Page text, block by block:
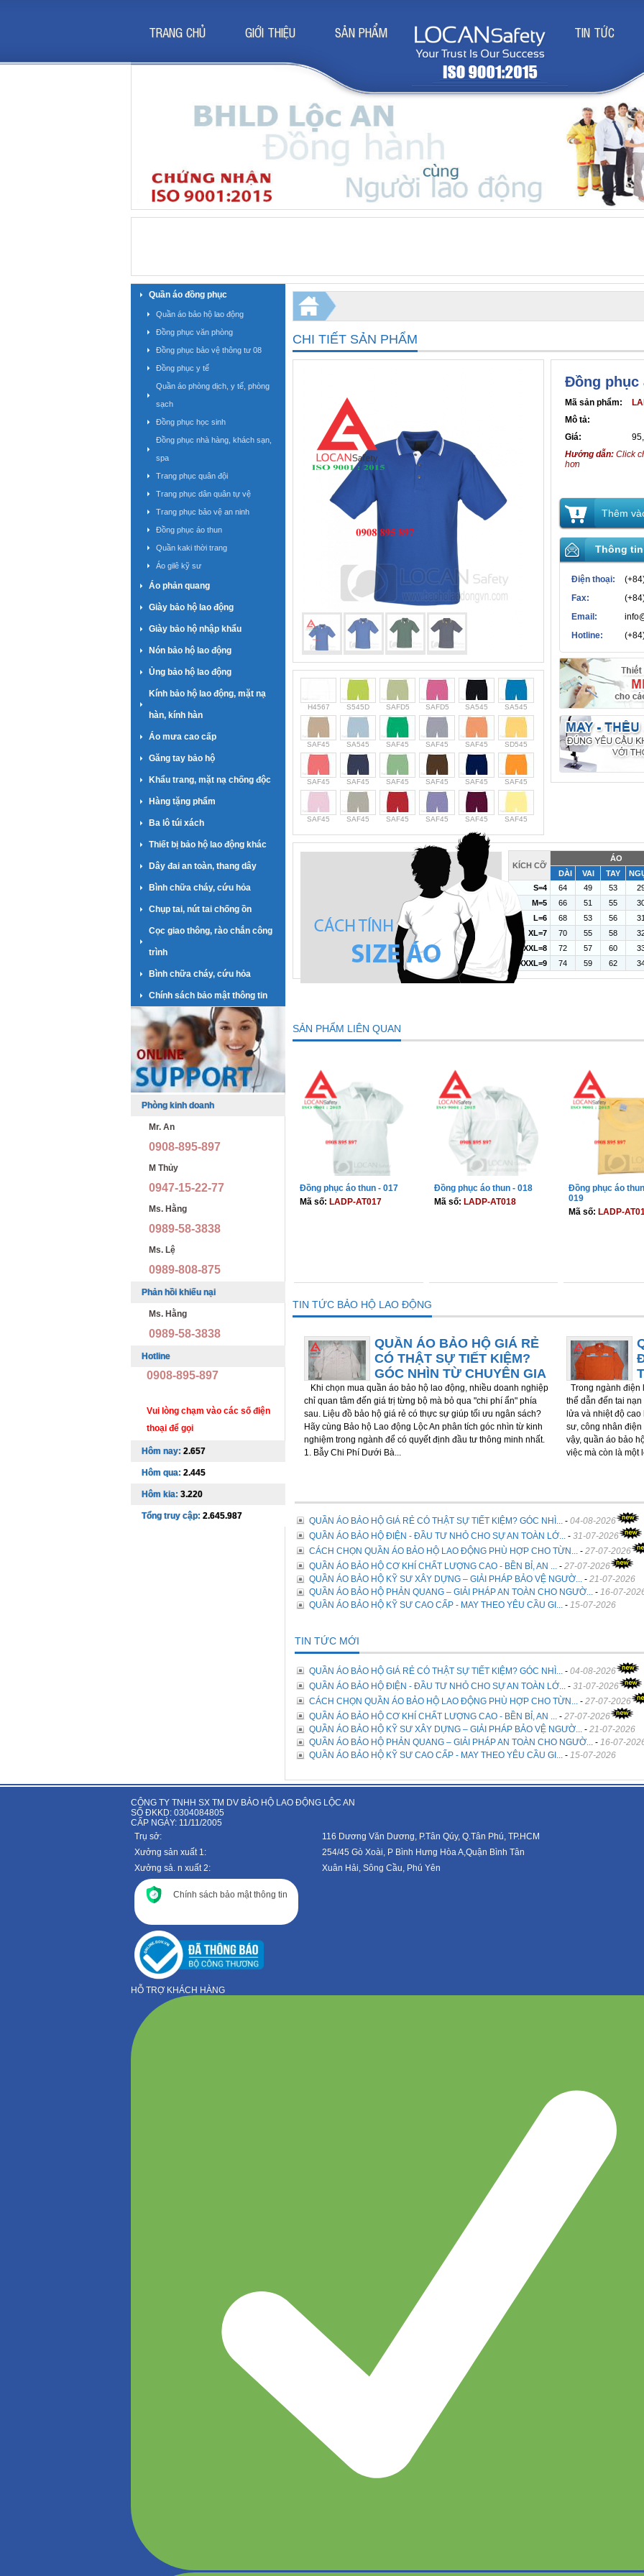
TRANG CHỦ GIỚI THIỆU SẢN PHẨM TIN TỨC
CHI TIẾT SẢN PHẨM
H4567 S545D SAFD5 SAFD5 SA545 SA545
SAF45 SA545 SAF45 SAF45 SAF45 SD545
SAF45 SAF45 SAF45 SAF45 SAF45 SAF45
SAF45 SAF45 SAF45 SAF45 SAF45 SAF45
Đồng phục
Mã sản phẩm:
Mô tả:
Giá:
Hướng dẫn: Click
hơn
Thêm
Thông
Điện thoại:
Fax:
Email:
Hotline:
KÍCH CỠ
ÁO
DÀI
VAI TAY
S=4
64 49 53
M=5
66 51 55
L=6
68 53 56
XL=7
70 55 58
XXL=8
72 57 60
XXXL=9
74 59 62
SẢN PHẨM LIÊN QUAN
Đồng phục áo thun - 017
Mã số: LADP-AT017
Đồng phục áo thun - 018
Mã số: LADP-AT018
Đồng phục áo
019
Mã số: LADP-
TIN TỨC BẢO HỘ LAO ĐỘNG
QUẦN ÁO BẢO HỘ GIÁ RẺ
CÓ THẬT SỰ TIẾT KIỆM?
GÓC NHÌN TỪ CHUYÊN GIA
Khi chọn mua quần áo bảo hộ lao động, nhiều doanh nghiệp
chỉ quan tâm đến giá trị từng bộ mà bỏ qua "chi phí ẩn" phía
sau. Liệu đồ bảo hộ giá rẻ có thực sự giúp tối ưu ngân sách?
Hãy cùng Bảo hộ Lao động Lộc An phân tích góc nhìn từ kinh
nghiệm trong ngành để có quyết định đầu tư thông minh nhất.
1. Bẫy Chi Phí Dưới Bà...
Trong ngành điện
thể dẫn đến tai
lửa và nhiệt độ
sư, công nhân
vậy, quần áo bảo
việc mà còn là một
QUẦN ÁO BẢO HỘ GIÁ RẺ CÓ THẬT SỰ TIẾT KIỆM? GÓC NHÌ... - 04-08-2026
QUẦN ÁO BẢO HỘ ĐIỆN - ĐẦU TƯ NHỎ CHO SỰ AN TOÀN LỚ... - 31-07-2026
CÁCH CHỌN QUẦN ÁO BẢO HỘ LAO ĐỘNG PHÙ HỢP CHO TỪN... - 27-07-2026
QUẦN ÁO BẢO HỘ CƠ KHÍ CHẤT LƯỢNG CAO - BỀN BỈ, AN ... - 27-07-2026
QUẦN ÁO BẢO HỘ KỸ SƯ XÂY DỰNG – GIẢI PHÁP BẢO VỆ NGƯỜ... - 21-07-2026
QUẦN ÁO BẢO HỘ PHẢN QUANG – GIẢI PHÁP AN TOÀN CHO NGƯỜ... - 16-07-
QUẦN ÁO BẢO HỘ KỸ SƯ CAO CẤP - MAY THEO YÊU CẦU GI... - 15-07-2026
TIN TỨC MỚI
QUẦN ÁO BẢO HỘ GIÁ RẺ CÓ THẬT SỰ TIẾT KIỆM? GÓC NHÌ... - 04-08-2026
QUẦN ÁO BẢO HỘ ĐIỆN - ĐẦU TƯ NHỎ CHO SỰ AN TOÀN LỚ... - 31-07-2026
CÁCH CHỌN QUẦN ÁO BẢO HỘ LAO ĐỘNG PHÙ HỢP CHO TỪN... - 27-07-2026
QUẦN ÁO BẢO HỘ CƠ KHÍ CHẤT LƯỢNG CAO - BỀN BỈ, AN ... - 27-07-2026
QUẦN ÁO BẢO HỘ KỸ SƯ XÂY DỰNG – GIẢI PHÁP BẢO VỆ NGƯỜ... - 21-07-2026
QUẦN ÁO BẢO HỘ PHẢN QUANG – GIẢI PHÁP AN TOÀN CHO NGƯỜ... - 16-07-
QUẦN ÁO BẢO HỘ KỸ SƯ CAO CẤP - MAY THEO YÊU CẦU GI... - 15-07-2026
Quần áo đồng phục
Quần áo bảo hộ lao động
Đồng phục văn phòng
Đồng phục bảo vệ thông tư 08
Đồng phục y tế
Quần áo phòng dịch, y tế, phòng
sạch
Đồng phục học sinh
Đồng phục nhà hàng, khách sạn,
spa
Trang phục quân đội
Trang phục dân quân tự vệ
Trang phục bảo vệ an ninh
Đồng phục áo thun
Quần kaki thời trang
Áo gilê kỹ sư
Áo phản quang
Giày bảo hộ lao động
Giày bảo hộ nhập khẩu
Nón bảo hộ lao động
Ủng bảo hộ lao động
Kính bảo hộ lao động, mặt nạ
hàn, kính hàn
Áo mưa cao cấp
Găng tay bảo hộ
Khẩu trang, mặt nạ chống độc
Hàng tặng phẩm
Ba lô túi xách
Thiết bị bảo hộ lao động khác
Dây đai an toàn, thang dây
Bình chữa cháy, cứu hỏa
Chụp tai, nút tai chống ồn
Cọc giao thông, rào chắn công
trình
Bình chữa cháy, cứu hỏa
Chính sách bảo mật thông tin
Phòng kinh doanh
Mr. An
0908-895-897
M Thủy
0947-15-22-77
Ms. Hằng
0989-58-3838
Ms. Lệ
0989-808-875
Phản hồi khiếu nại
Ms. Hằng
0989-58-3838
Hotline
0908-895-897
Vui lòng chạm vào các số điện
thoại để gọi
Hôm nay: 2.657
Hôm qua: 2.445
Hôm kia: 3.220
Tổng truy cập: 2.645.987
CÔNG TY TNHH SX TM DV BẢO HỘ LAO ĐỘNG LỘC AN
SỐ ĐKKD: 0304084805
CẤP NGÀY: 11/11/2005
Trụ sở:
116 Dương Văn Dương, P.Tân Qúy, Q.Tân Phú, TP.HCM
Xưởng sản xuất 1:
254/45 Gò Xoài, P Bình Hưng Hòa A,Quận Bình Tân
Xưởng sả. n xuất 2:
Xuân Hải, Sông Cầu, Phú Yên
Chính sách bảo mật thông tin
HỖ TRỢ KHÁCH HÀNG